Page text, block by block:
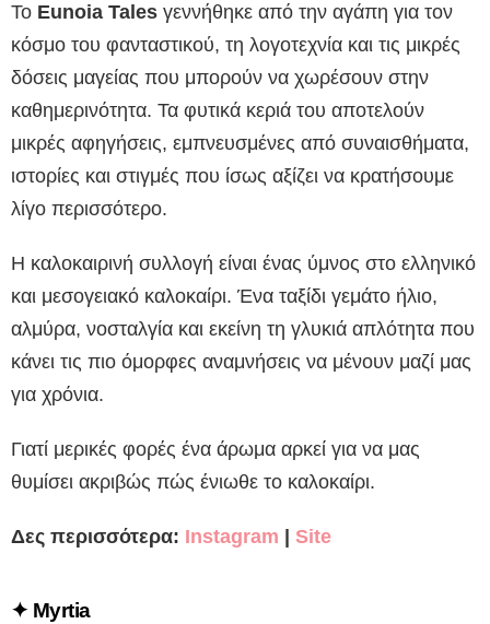
Το Eunoia Tales γεννήθηκε από την αγάπη για τον
κόσμο του φανταστικού, τη λογοτεχνία και τις μικρές
δόσεις μαγείας που μπορούν να χωρέσουν στην
καθημερινότητα. Τα φυτικά κεριά του αποτελούν
μικρές αφηγήσεις, εμπνευσμένες από συναισθήματα,
ιστορίες και στιγμές που ίσως αξίζει να κρατήσουμε
λίγο περισσότερο.
Η καλοκαιρινή συλλογή είναι ένας ύμνος στο ελληνικό
και μεσογειακό καλοκαίρι. Ένα ταξίδι γεμάτο ήλιο,
αλμύρα, νοσταλγία και εκείνη τη γλυκιά απλότητα που
κάνει τις πιο όμορφες αναμνήσεις να μένουν μαζί μας
για χρόνια.
Γιατί μερικές φορές ένα άρωμα αρκεί για να μας
θυμίσει ακριβώς πώς ένιωθε το καλοκαίρι.
Δες περισσότερα: Instagram Site
✦ Myrtia